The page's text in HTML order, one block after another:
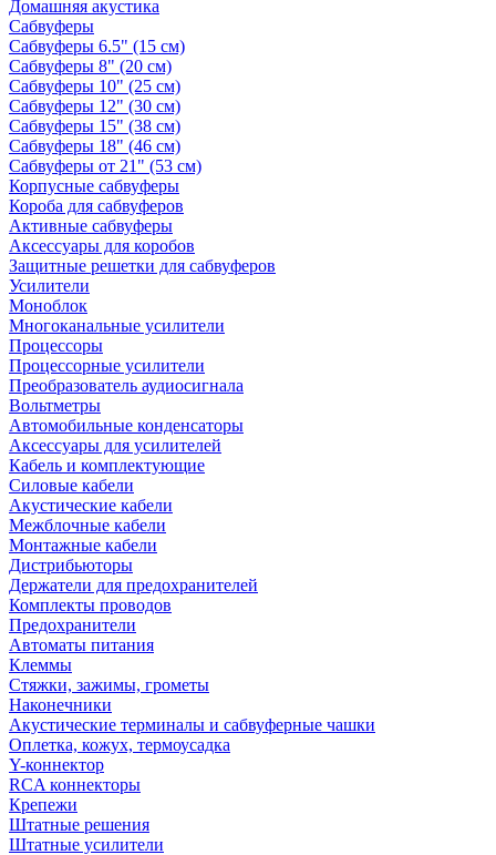
Домашняя акустика
Сабвуферы
Сабвуферы 6.5" (15 см)
Сабвуферы 8" (20 см)
Сабвуферы 10" (25 см)
Сабвуферы 12" (30 см)
Сабвуферы 15" (38 см)
Сабвуферы 18" (46 см)
Сабвуферы от 21" (53 см)
Корпусные сабвуферы
Короба для сабвуферов
Активные сабвуферы
Аксессуары для коробов
Защитные решетки для сабвуферов
Усилители
Моноблок
Многоканальные усилители
Процессоры
Процессорные усилители
Преобразователь аудиосигнала
Вольтметры
Автомобильные конденсаторы
Аксессуары для усилителей
Кабель и комплектующие
Силовые кабели
Акустические кабели
Межблочные кабели
Монтажные кабели
Дистрибьюторы
Держатели для предохранителей
Комплекты проводов
Предохранители
Автоматы питания
Клеммы
Стяжки, зажимы, грометы
Наконечники
Акустические терминалы и сабвуферные чашки
Оплетка, кожух, термоусадка
Y-коннектор
RCA коннекторы
Крепежи
Штатные решения
Штатные усилители